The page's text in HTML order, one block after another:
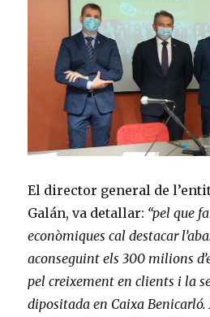
El director general de
Galán, va detallar: “pel que
econòmiques cal destacar
aconseguint els 300 milions
pel creixement en clients i la
dipositada en Caixa Benicarló.